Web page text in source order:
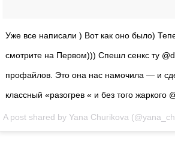
Уже все написали ) Вот как оно было)
смотрите на Первом))) Спешл сенкс ту
профайлов. Это она нас намочила — и
классный «разогрев « и без того жаркого
A post shared by Yana Churikova